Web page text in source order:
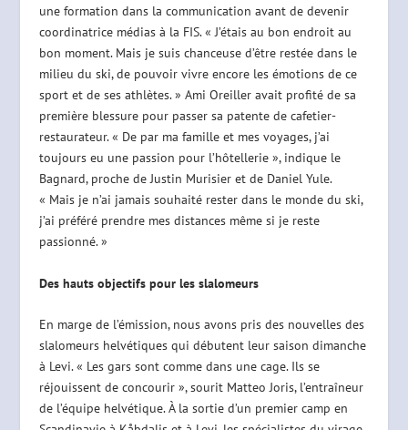
une formation dans la communication avant de devenir
coordinatrice médias à la FIS. « J’étais au bon endroit au
bon moment. Mais je suis chanceuse d’être restée dans le
milieu du ski, de pouvoir vivre encore les émotions de ce
sport et de ses athlètes. » Ami Oreiller avait profité de sa
première blessure pour passer sa patente de cafetier-
restaurateur. « De par ma famille et mes voyages, j’ai
toujours eu une passion pour l’hôtellerie », indique le
Bagnard, proche de Justin Murisier et de Daniel Yule.
« Mais je n’ai jamais souhaité rester dans le monde du ski,
j’ai préféré prendre mes distances même si je reste
passionné. »
Des hauts objectifs pour les slalomeurs
En marge de l’émission, nous avons pris des nouvelles des
slalomeurs helvétiques qui débutent leur saison dimanche
à Levi. « Les gars sont comme dans une cage. Ils se
réjouissent de concourir », sourit Matteo Joris, l’entraîneur
de l’équipe helvétique. À la sortie d’un premier camp en